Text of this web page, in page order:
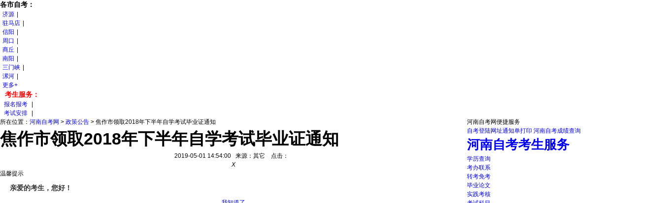
各市自考：
济源
驻马店
信阳
周口
商丘
南阳
三门峡
漯河
更多+
考生服务：
报名报考
考试安排
所在位置： 河南自考网 > 政策公告 > 焦作市领取2018年下半年自学考试毕业证通知
焦作市领取2018年下半年自学考试毕业证通知
2019-05-01 14:54:00 来源：其它 点击：
X
温馨提示
亲爱的考生，您好！
河南自考网便捷服务
自考登陆网址通知单打印 河南自考成绩查询
河南自考考生服务
学历查询
考办联系
转考免考
毕业论文
实践考核